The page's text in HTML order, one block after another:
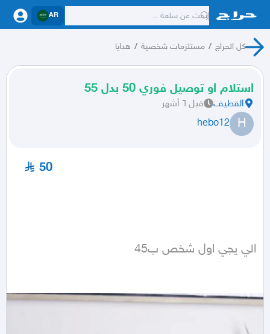
AR
كل الحراج / مستلزمات شخصية / هدايا
استلام او توصيل فوري 50 بدل 55
القطيف قبل ٦ أشهر
H
hebo12
50
الي يجي اول شخص ب45